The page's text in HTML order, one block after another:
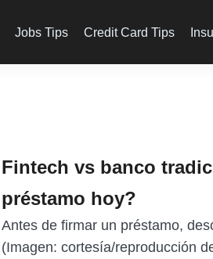
Jobs Tips Credit Card Tips
Fintech vs banco
préstamo hoy?
Antes de firmar un préstamo,
(Imagen: cortesía/reproducción